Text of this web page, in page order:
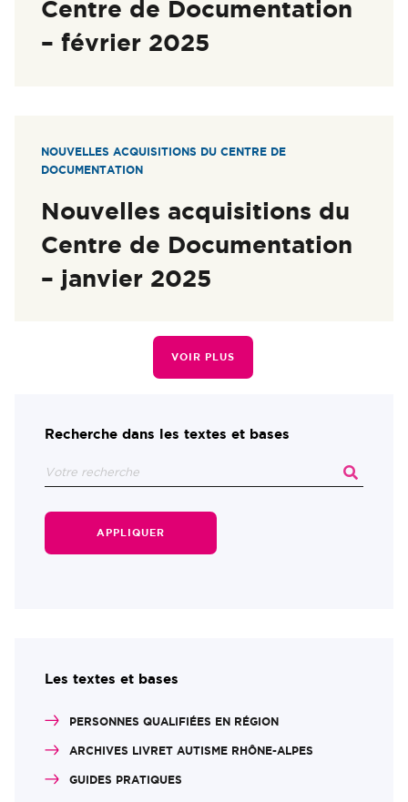
Centre de Documentation
– février 2025
NOUVELLES ACQUISITIONS DU CENTRE DE
DOCUMENTATION
Nouvelles acquisitions du
Centre de Documentation
– janvier 2025
VOIR PLUS
Recherche dans les textes et bases
APPLIQUER
Les textes et bases
PERSONNES QUALIFIÉES EN RÉGION
ARCHIVES LIVRET AUTISME RHÔNE-ALPES
GUIDES PRATIQUES